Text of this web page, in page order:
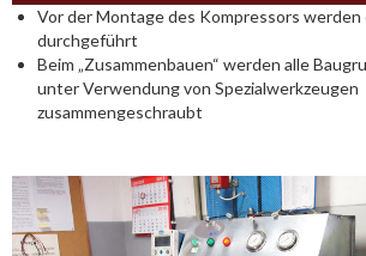
Vor der Montage des Kompressors
durchgeführt
Beim „Zusammenbauen“ werden alle
unter Verwendung von Spezialwerkzeugen
zusammengeschraubt